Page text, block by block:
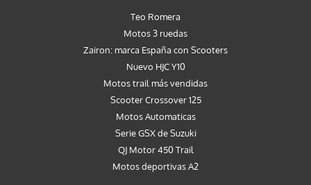
Teo Romera
Motos 3 ruedas
Zairon: marca España con Scooters
Nuevo HJC Y10
Motos trail más vendidas
Scooter Crossover 125
Motos Automaticas
Serie GSX de Suzuki
QJ Motor 450 Trail
Motos deportivas A2